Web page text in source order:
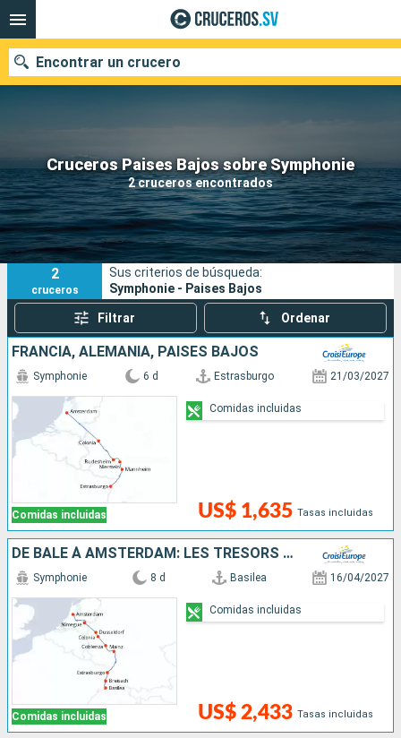
Cruceros Paises Bajos sobre Symphonie
2 cruceros encontrados
Encontrar un crucero
Nuestros destinos
Fecha de salida
Puertos Compañías
Buscar
2
cruceros
Sus criterios de búsqueda:
Symphonie - Paises Bajos
Filtrar Ordenar
FRANCIA, ALEMANIA, PAISES BAJOS
Comidas incluidas
Symphonie 6 d Estrasburgo 21/03/2027
US$ 1,635 Tasas incluidas
Comidas incluidas
DE BÂLE À AMSTERDAM: LES TRÉSORS D'UN FLEUVE MYTHIQUE, LE RHIN
Comidas incluidas
Symphonie 8 d Basilea 16/04/2027
US$ 2,433 Tasas incluidas
Comidas incluidas